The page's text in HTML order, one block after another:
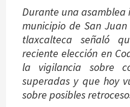
Durante una
municipio de San
tlaxcalteca señaló
reciente elección en
la vigilancia sobre
superadas y que hoy
sobre posibles